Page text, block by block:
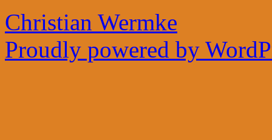
Christian Wermke
Proudly powered by